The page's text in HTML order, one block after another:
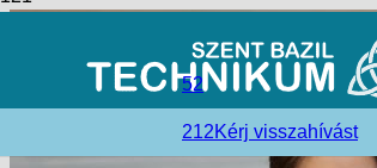
52
212Kérj visszahívást